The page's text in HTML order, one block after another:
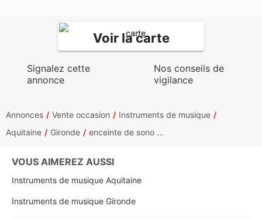
Voir la carte
Signalez cette
annonce
Nos conseils de
vigilance
Annonces Vente occasion
Instruments de musique
Aquitaine
Gironde enceinte de sono ...
VOUS AIMEREZ AUSSI
Instruments de musique Aquitaine
Instruments de musique Gironde